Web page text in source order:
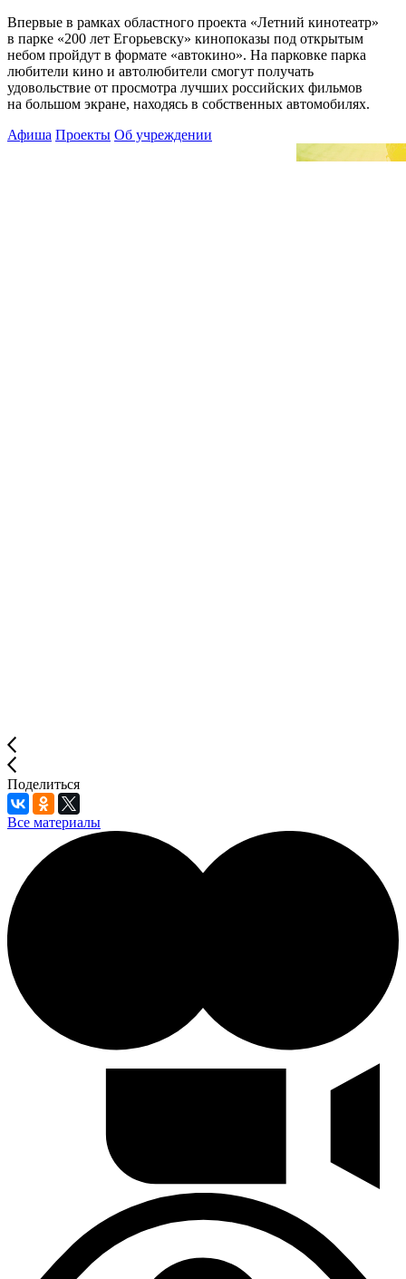
Впервые в рамках областного проекта «Летний кинотеатр»
в парке «200 лет Егорьевску» кинопоказы под открытым
небом пройдут в формате «автокино». На парковке парка
любители кино и автолюбители смогут получать
удовольствие от просмотра лучших российских фильмов
на большом экране, находясь в собственных автомобилях.
Афиша Проекты Об учреждении
Поделиться
Все материалы